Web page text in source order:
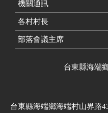
機關通訊
各村村長
部落會議主席
台東縣海端
台東縣海端鄉海端村山界路